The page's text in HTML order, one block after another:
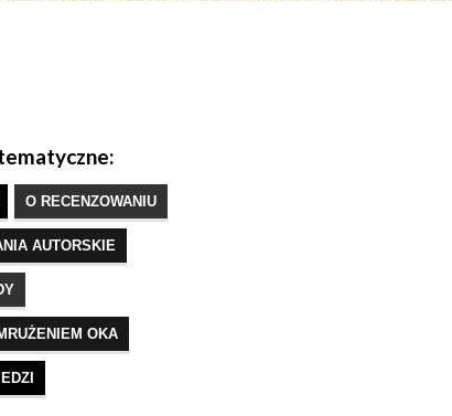
O RECENZOWANIU
AUTORSKIE
OKA